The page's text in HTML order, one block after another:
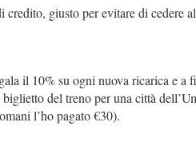
credito, giusto per evitare di cedere
il 10% su ogni nuova ricarica e a
del treno per una città
l’ho pagato €30).